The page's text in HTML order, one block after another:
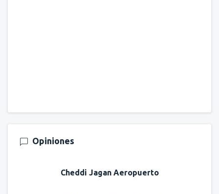
Opiniones
Cheddi Jagan Aeropuerto